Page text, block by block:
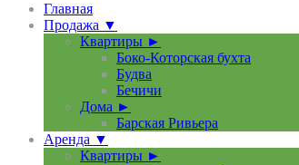
Главная
Продажа ▼
Квартиры ►
Боко-Которская бухта
Будва
Бечичи
Дома ►
Барская Ривьера
Аренда ▼
Квартиры ►